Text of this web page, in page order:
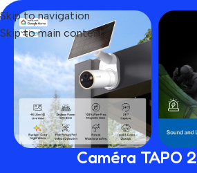
Skip to navigation
Skip to main content
Caméra TAPO
Home Produit Tapo D210